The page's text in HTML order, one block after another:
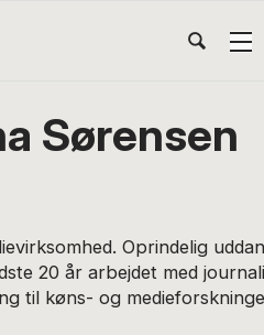
Sørensen
Oprindelig
20 år arbejdet med
til køns- og